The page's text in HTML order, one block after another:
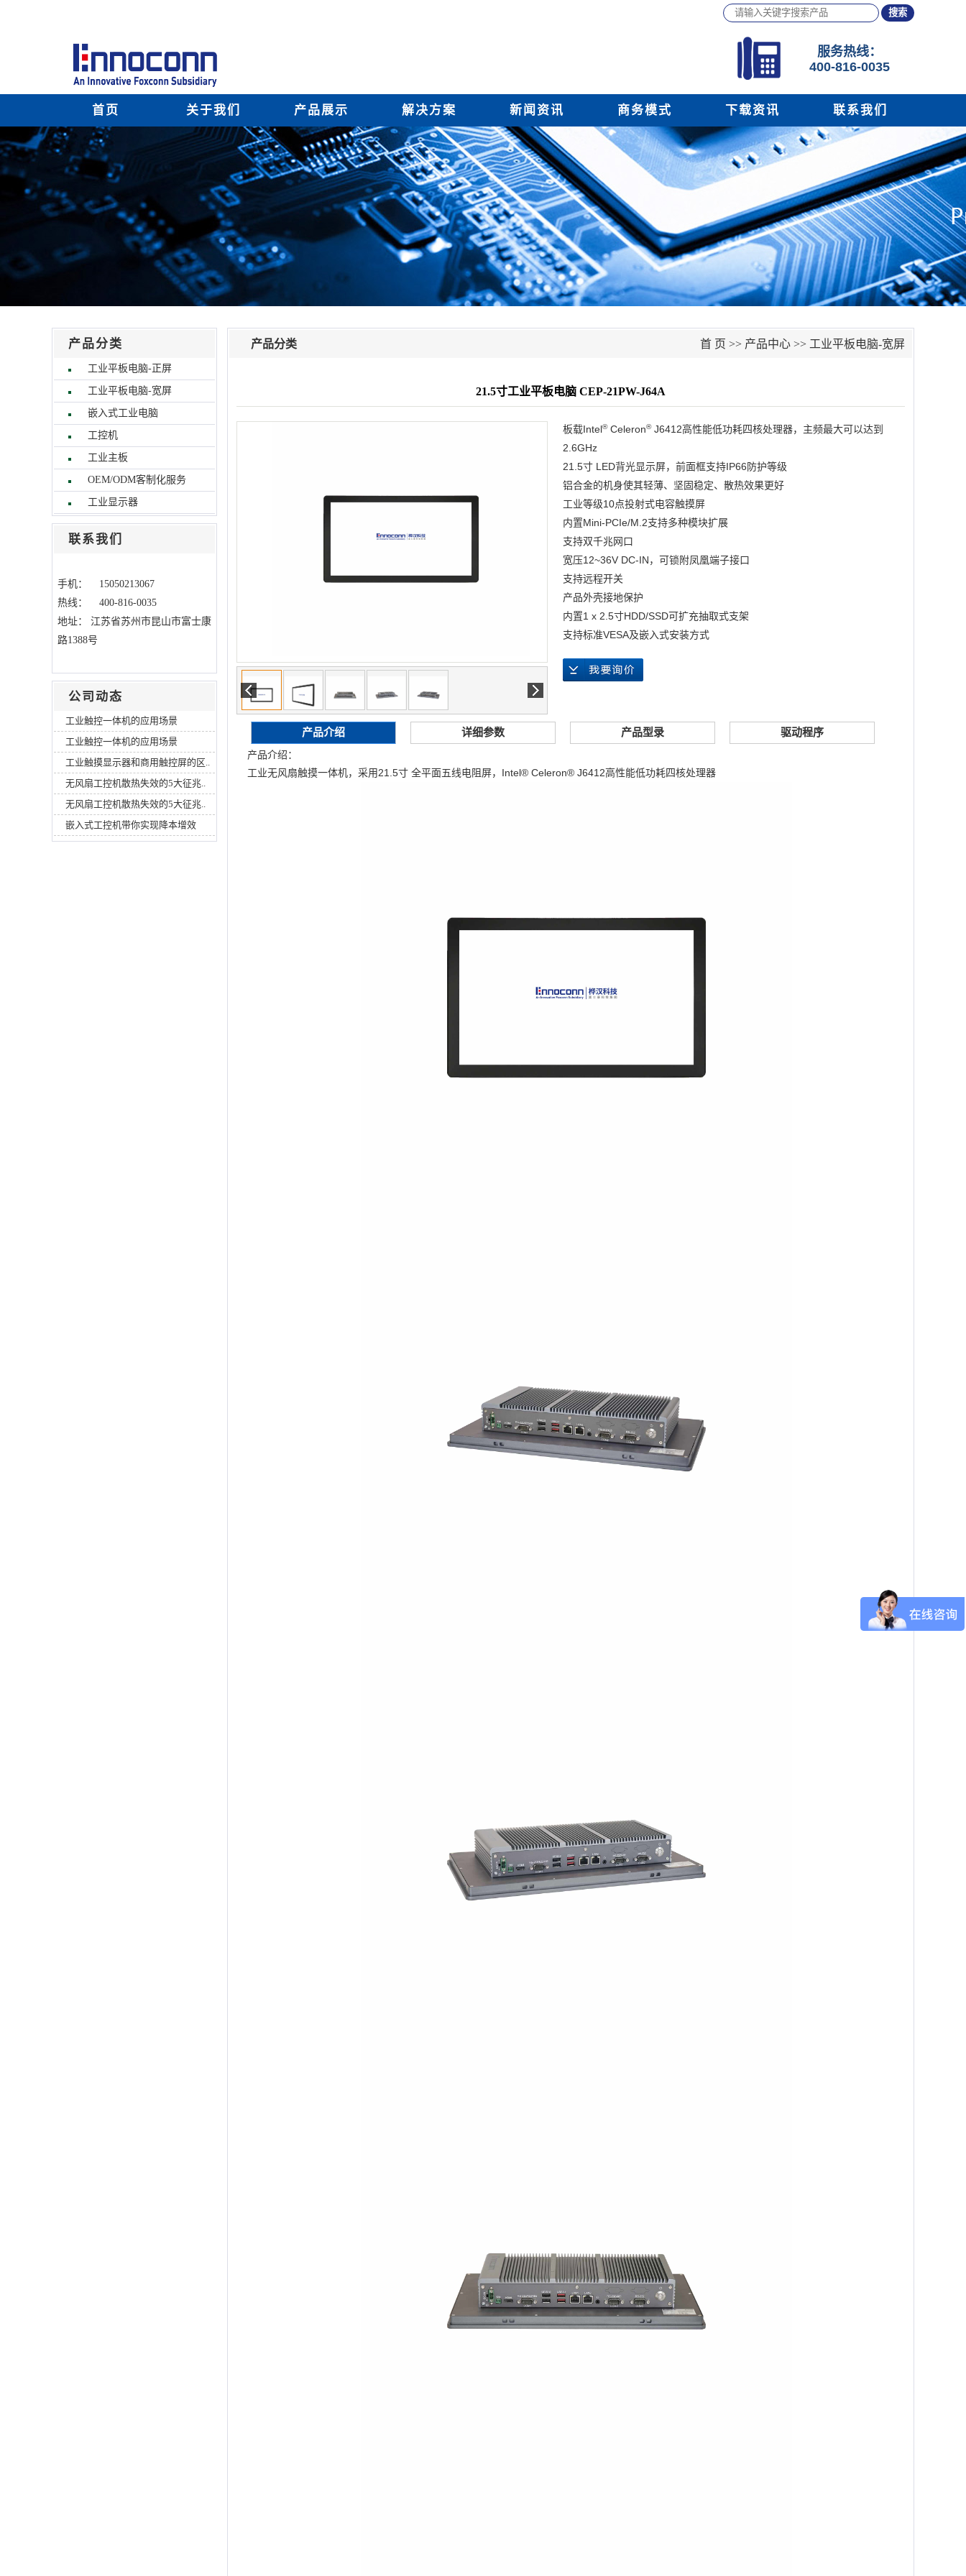
服务热线：
400-816-0035
首页 关于我们 产品展示 解决方案 新闻资讯 商务模式 下载资讯 联系我们
产品分类
工业平板电脑-正屏
工业平板电脑-宽屏
嵌入式工业电脑
工控机
工业主板
OEM/ODM客制化服务
工业显示器
联系我们
手机： 15050213067
热线： 400-816-0035
地址： 江苏省苏州市昆山市富士康
路1388号
公司动态
工业触控一体机的应用场景
工业触控一体机的应用场景
工业触摸显示器和商用触控屏的区..
无风扇工控机散热失效的5大征兆..
无风扇工控机散热失效的5大征兆..
嵌入式工控机带你实现降本增效
产品分类 首 页 >> 产品中心 >> 工业平板电脑-宽屏
21.5寸工业平板电脑 CEP-21PW-J64A
板载Intel®Celeron®J6412高性能低功耗四核处理器，主频最大可以达到
2.6GHz
21.5寸 LED背光显示屏，前面框支持IP66防护等级
铝合金的机身使其轻薄、坚固稳定、散热效果更好
工业等级10点投射式电容触摸屏
内置Mini-PCIe/M.2支持多种模块扩展
支持双千兆网口
宽压12~36V DC-IN，可锁附凤凰端子接口
支持远程开关
产品外壳接地保护
内置1 x 2.5寸HDD/SSD可扩充抽取式支架
支持标准VESA及嵌入式安装方式
产品介绍 详细参数 产品型录 驱动程序
产品介绍：
工业无风扇触摸一体机，采用21.5寸 全平面五线电阻屏， Intel® Celeron® J6412高性能低功耗四核处理器